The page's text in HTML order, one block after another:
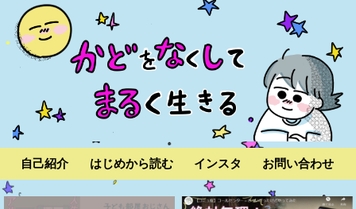
自己紹介 はじめから読む インスタ お問い合わせ